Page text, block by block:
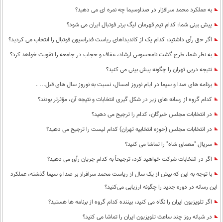
به عملکرد محمد سرافزار در صداوسیما چه نمره ای می دهید؟
پیش بینی شما: کدام تیم قهرمان لیگ برتر فوتبال ایران می شود؟
اگر حق رأی داشتید، کدام یک از کاندیداهای ریاست فدراسیون فوتبال را انتخاب می کردید؟
به نظر شما، طرح گشت نامحسوس ارشاد، عفاف و حجاب در جامعه را تقویت خواهد کرد؟
نتیجه دربی تهران را چگونه پیش بینی می کنید؟
برنامه های صدا و سیما در ایام نوروز امسال، نسبت به نوروز سال های قبل... .
کدام گروه از رسانه های زیر در شکل گیری انتخابات و نتیجه آن، مؤثرتر بودند؟
در انتخابات مجلس خبرگان، کدام را ترجیح می دهید؟
در انتخابات مجلس (حوزه انتخابیه تهران) کدام لیست را ترجیح می دهید؟
سریال "معمای شاه" را تماشا می کنید؟
اگر در انتخابات شرکت خواهید کرد، ترجیحاً به کدام جریان رأی می دهید؟
با توجه به این که بیش از یک سال از ریاست محمد سرافراز بر صدا و سیما گذشته، عملکرد
این رسانه در دوره جدید را چگونه ارزیابی می‌کنید؟
اگر تلویزیون ایران را نگاه می کنید، بیننده کدام گروه از برنامه ها هستید؟
در شبانه روز چند ساعت تلویزیون ایران را تماشا می کنید؟